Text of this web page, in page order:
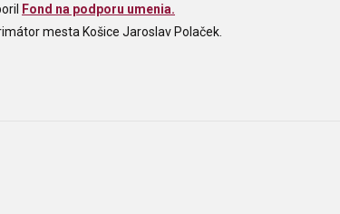
Fond na podporu umenia.
mesta Košice Jaroslav Polaček.